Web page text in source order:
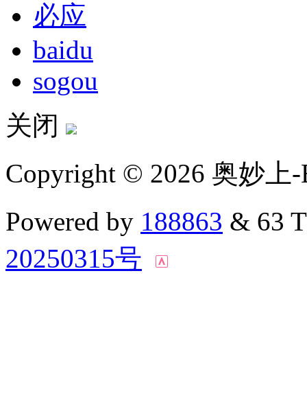
必应
baidu
sogou
关闭
Copyright © 2026 奥妙上
Powered by 188863 & 63
20250315号